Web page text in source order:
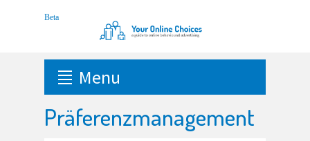
Menu
Präferenzmanagement